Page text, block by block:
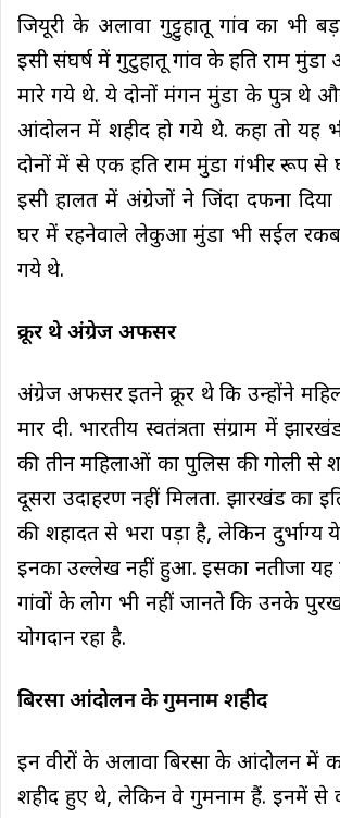
जियूरी के अलावा गुट्टुहातू गांव का भी
इसी संघर्ष में गुटुहातू गांव के हति राम मुंडा
मारे गये थे. ये दोनों मंगन मुंडा के पुत्र थे
आंदोलन में शहीद हो गये थे. कहा तो यह
दोनों में से एक हति राम मुंडा गंभीर रूप
इसी हालत में अंग्रेजों ने जिंदा दफना
घर में रहनेवाले लेकुआ मुंडा भी सईल रकब
गये थे.
क्रूर थे अंग्रेज अफसर
अंग्रेज अफसर इतने क्रूर थे कि उन्होंने
मार दी. भारतीय स्वतंत्रता संग्राम में
की तीन महिलाओं का पुलिस की गोली से
दूसरा उदाहरण नहीं मिलता. झारखंड का
की शहादत से भरा पड़ा है, लेकिन दुर्भाग्य
इनका उल्लेख नहीं हुआ. इसका नतीजा
गांवों के लोग भी नहीं जानते कि उनके
योगदान रहा है.
बिरसा आंदोलन के गुमनाम शहीद
इन वीरों के अलावा बिरसा के आंदोलन में
शहीद हुए थे, लेकिन वे गुमनाम हैं. इनमें से